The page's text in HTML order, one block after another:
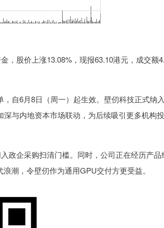
股价上涨13.08%，现报63.10港元，成交额
自6月8日（周一）起生效。壁仞科技正式纳入
与内地资本市场联动，为后续吸引更多机构
企采购扫清门槛。同时，公司正在经历产品
潮，令壁仞作为通用GPU交付方更受益。